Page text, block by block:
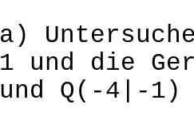
a)
1 und die
und Q(-4|-